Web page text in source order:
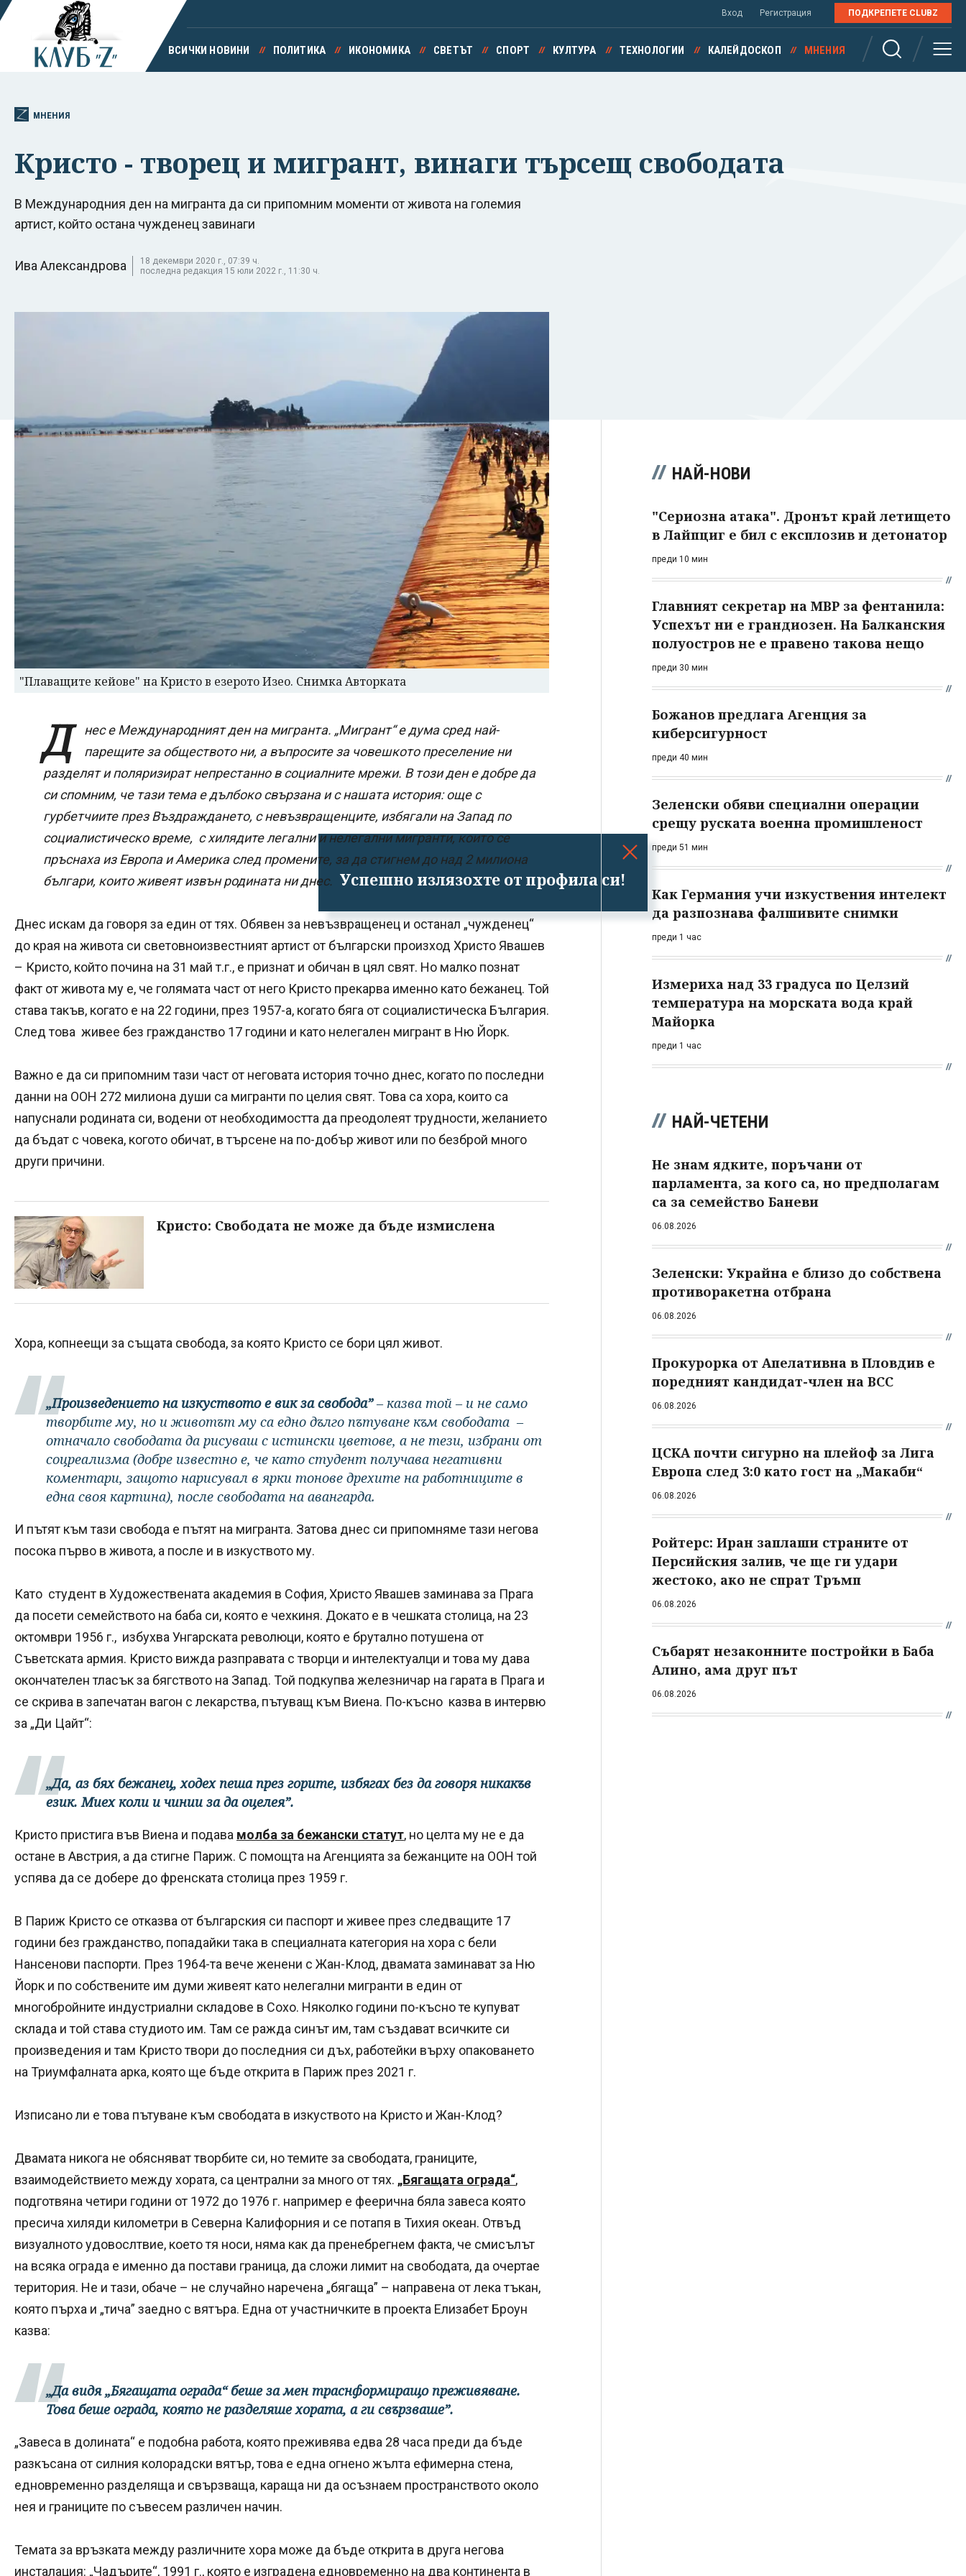
Успешно излязохте от профила си!
Вход Регистрация ПОДКРЕПЕТЕ CLUBZ
ВСИЧКИ НОВИНИ ПОЛИТИКА ИКОНОМИКА СВЕТЪТ СПОРТ КУЛТУРА ТЕХНОЛОГИИ КАЛЕЙДОСКОП МНЕНИЯ
МНЕНИЯ
Кристо - творец и мигрант, винаги търсещ свободата
В Международния ден на мигранта да си припомним моменти от живота на големия
артист, който остана чужденец завинаги
Ива Александрова
18 декември 2020 г., 07:39 ч.
последна редакция 15 юли 2022 г., 11:30 ч.
"Плаващите кейове" на Кристо в езерото Изео. Снимка Авторката
Д
нес е Международният ден на мигранта. „Мигрант“ е дума сред най-
парещите за обществото ни, а въпросите за човешкото преселение ни
разделят и поляризират непрестанно в социалните мрежи. В този ден е добре да
си спомним, че тази тема е дълбоко свързана и с нашата история: още с
гурбетчиите през Въздраждането, с невъзвращенците, избягали на Запад по
социалистическо време, с хилядите легални и нелегални мигранти, които се
пръснаха из Европа и Америка след промените, за да стигнем до над 2 милиона
българи, които живеят извън родината ни днес.
Днес искам да говоря за един от тях. Обявен за невъзвращенец и останал „чужденец“
до края на живота си световноизвестният артист от български произход Христо Явашев
– Кристо, който почина на 31 май т.г., е признат и обичан в цял свят. Но малко познат
факт от живота му е, че голямата част от него Кристо прекарва именно като бежанец. Той
става такъв, когато е на 22 години, през 1957-а, когато бяга от социалистическа България.
След това живее без гражданство 17 години и като нелегален мигрант в Ню Йорк.
Важно е да си припомним тази част от неговата история точно днес, когато по последни
данни на ООН 272 милиона души са мигранти по целия свят. Това са хора, които са
напуснали родината си, водени от необходимостта да преодолеят трудности, желанието
да бъдат с човека, когото обичат, в търсене на по-добър живот или по безброй много
други причини.
Кристо: Свободата не може да бъде измислена
Хора, копнеещи за същата свобода, за която Кристо се бори цял живот.
„Произведението на изкуството е вик за свобода”– казва той – и не само
творбите му, но и животът му са едно дълго пътуване към свободата –
отначало свободата да рисуваш с истински цветове, а не тези, избрани от
соцреализма (добре известно е, че като студент получава негативни
коментари, защото нарисувал в ярки тонове дрехите на работниците в
една своя картина), после свободата на авангарда.
И пътят към тази свобода е пътят на мигранта. Затова днес си припомняме тази негова
посока първо в живота, а после и в изкуството му.
Като студент в Художествената академия в София, Христо Явашев заминава за Прага
да посети семейството на баба си, която е чехкиня. Докато е в чешката столица, на 23
октомври 1956 г., избухва Унгарската революци, която е брутално потушена от
Съветската армия. Кристо вижда разправата с творци и интелектуалци и това му дава
окончателен тласък за бягството на Запад. Той подкупва железничар на гарата в Прага и
се скрива в запечатан вагон с лекарства, пътуващ към Виена. По-късно казва в интервю
за „Ди Цайт“:
„Да, аз бях бежанец, ходех пеша през горите, избягах без да говоря никакъв
език. Миех коли и чинии за да оцелея”.
Кристо пристига във Виена и подава молба за бежански статут, но целта му не е да
остане в Австрия, а да стигне Париж. С помощта на Агенцията за бежанците на ООН той
успява да се добере до френската столица през 1959 г.
В Париж Кристо се отказва от българския си паспорт и живее през следващите 17
години без гражданство, попадайки така в специалната категория на хора с бели
Нансенови паспорти. През 1964-та вече женени с Жан-Клод, двамата заминават за Ню
Йорк и по собствените им думи живеят като нелегални мигранти в един от
многобройните индустриални складове в Сохо. Няколко години по-късно те купуват
склада и той става студиото им. Там се ражда синът им, там създават всичките си
произведения и там Кристо твори до последния си дъх, работейки върху опаковането
на Триумфалната арка, която ще бъде открита в Париж през 2021 г.
Изписано ли е това пътуване към свободата в изкуството на Кристо и Жан-Клод?
Двамата никога не обясняват творбите си, но темите за свободата, границите,
взаимодействието между хората, са централни за много от тях. „Бягащата ограда“,
подготвяна четири години от 1972 до 1976 г. например е феерична бяла завеса която
пресича хиляди километри в Северна Калифорния и се потапя в Тихия океан. Отвъд
визуалното удовослтвие, което тя носи, няма как да пренебрегнем факта, че смисълът
на всяка ограда е именно да постави граница, да сложи лимит на свободата, да очертае
територия. Не и тази, обаче – не случайно наречена „бягаща” – направена от лека тъкан,
която пърха и „тича” заедно с вятъра. Една от участничките в проекта Елизабет Броун
казва:
„Да видя „Бягащата ограда“ беше за мен траснформиращо преживяване.
Това беше ограда, която не разделяше хората, а ги свързваше”.
„Завеса в долината“ е подобна работа, която преживява едва 28 часа преди да бъде
разкъсана от силния колорадски вятър, това е една огнено жълта ефимерна стена,
едновременно разделяща и свързваща, караща ни да осъзнаем пространството около
нея и границите по съвесем различен начин.
Темата за връзката между различните хора може да бъде открита в друга негова
инсталация: „Чадърите“, 1991 г., която е изградена едновременно на два континента в
НАЙ-НОВИ
"Сериозна атака". Дронът край летището
в Лайпциг е бил с експлозив и детонатор
преди 10 мин
Главният секретар на МВР за фентанила:
Успехът ни е грандиозен. На Балканския
полуостров не е правено такова нещо
преди 30 мин
Божанов предлага Агенция за
киберсигурност
преди 40 мин
Зеленски обяви специални операции
срещу руската военна промишленост
преди 51 мин
Как Германия учи изкуствения интелект
да разпознава фалшивите снимки
преди 1 час
Измериха над 33 градуса по Целзий
температура на морската вода край
Майорка
преди 1 час
НАЙ-ЧЕТЕНИ
Не знам ядките, поръчани от
парламента, за кого са, но предполагам
са за семейство Баневи
06.08.2026
Зеленски: Украйна е близо до собствена
противоракетна отбрана
06.08.2026
Прокурорка от Апелативна в Пловдив е
поредният кандидат-член на ВСС
06.08.2026
ЦСКА почти сигурно на плейоф за Лига
Европа след 3:0 като гост на „Макаби“
06.08.2026
Ройтерс: Иран заплаши страните от
Персийския залив, че ще ги удари
жестоко, ако не спрат Тръмп
06.08.2026
Събарят незаконните постройки в Баба
Алино, ама друг път
06.08.2026